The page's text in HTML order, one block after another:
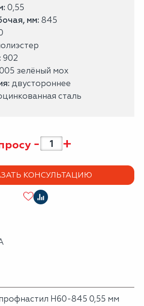
0,55
мм: 845
902
зелёный мох
двустороннее
сталь
- +
КОНСУЛЬТАЦИЮ
Н60-845 0,55 мм